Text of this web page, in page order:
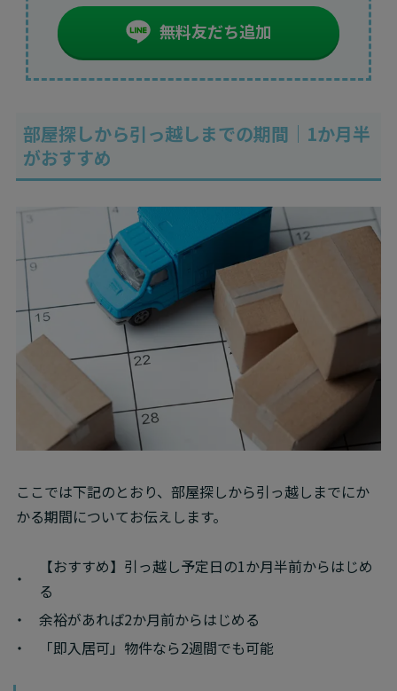
無料友だち追加
部屋探しから引っ越しまでの期間｜1か月半
がおすすめ
ここでは下記のとおり、部屋探しから引っ越しまでにか
かる期間についてお伝えします。
【おすすめ】引っ越し予定日の1か月半前からはじめ
る
余裕があれば2か月前からはじめる
「即入居可」物件なら2週間でも可能